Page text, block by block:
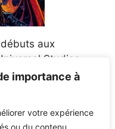
importance à
votre expérience
ou du contenu
aux
Studios